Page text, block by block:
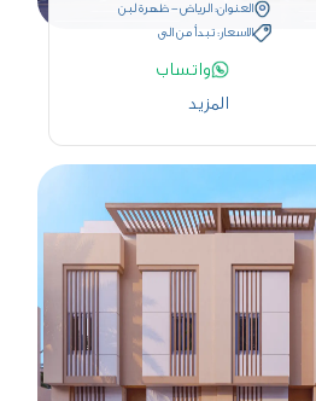
العنوان: الرياض - ظهرة لبن
الاسعار: تبدأ من الى
واتساب
المزيد